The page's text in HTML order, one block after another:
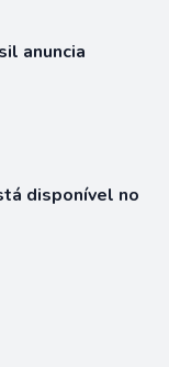
anuncia
disponível no